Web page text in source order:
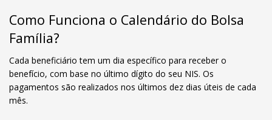
Como Funciona o Calendário do Bolsa
Família?
Cada beneficiário tem um dia específico para receber o
benefício, com base no último dígito do seu NIS. Os
pagamentos são realizados nos últimos dez dias úteis de cada
mês.